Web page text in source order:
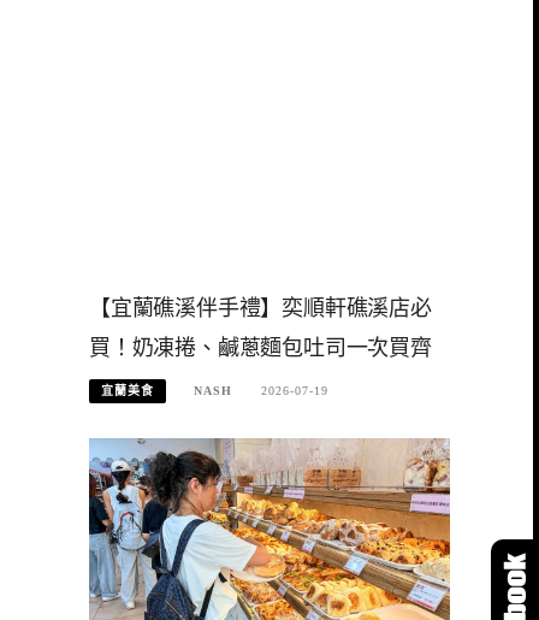
【宜蘭礁溪伴手禮】奕順軒礁溪店必
買！奶凍捲、鹹蔥麵包吐司一次買齊
宜蘭美食 NASH 2026-07-19